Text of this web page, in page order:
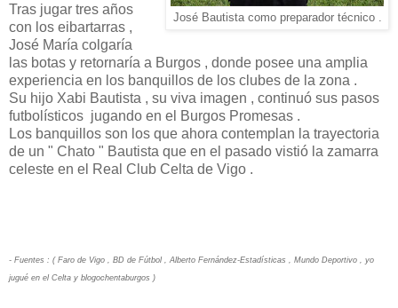
José Bautista como preparador técnico .
Tras jugar tres años
con los eibartarras ,
José María colgaría
las botas y retornaría a Burgos , donde posee una amplia
experiencia en los banquillos de los clubes de la zona .
Su hijo Xabi Bautista , su viva imagen , continuó sus pasos
futbolísticos jugando en el Burgos Promesas .
Los banquillos son los que ahora contemplan la trayectoria
de un " Chato " Bautista que en el pasado vistió la zamarra
celeste en el Real Club Celta de Vigo .
- Fuentes : ( Faro de Vigo , BD de Fútbol , Alberto Fernández-Estadísticas , Mundo Deportivo , yo
jugué en el Celta y blogochentaburgos )